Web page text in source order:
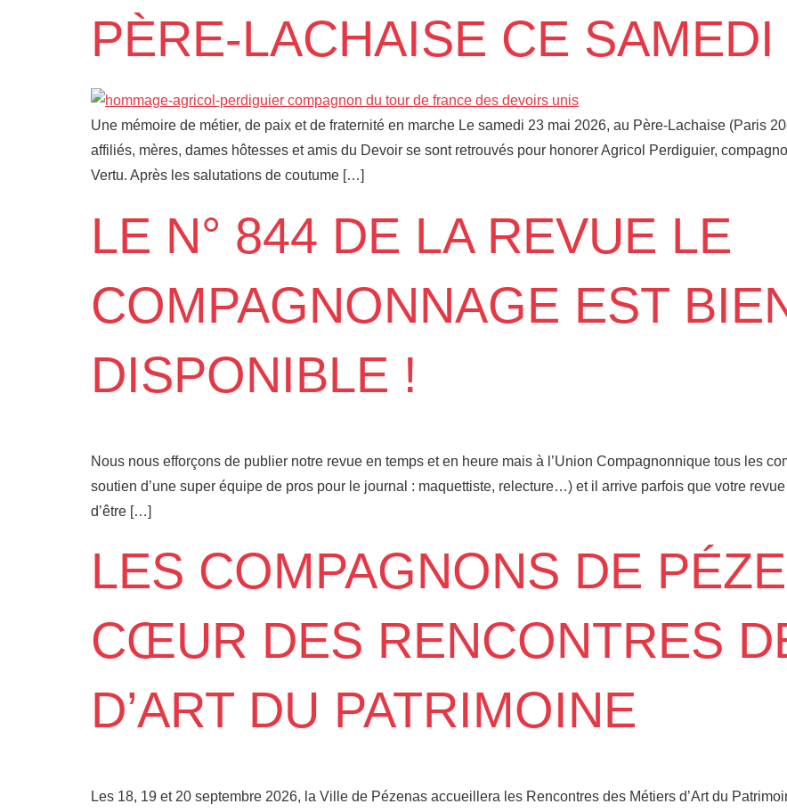
PÈRE-LACHAISE CE
Une mémoire de métier, de paix et de fraternité en marche Le samedi 23 mai 2026, au Père-Lachaise (Paris
affiliés, mères, dames hôtesses et amis du Devoir se sont retrouvés pour honorer Agricol Perdiguier,
Vertu. Après les salutations de coutume […]
LE N° 844 DE LA REVUE LE
COMPAGNONNAGE EST
DISPONIBLE !
Nous nous efforçons de publier notre revue en temps et en heure mais à l’Union Compagnonnique tous les
soutien d’une super équipe de pros pour le journal : maquettiste, relecture…) et il arrive parfois que votre
d’être […]
LES COMPAGNONS DE
CŒUR DES RENCONTRES
D’ART DU PATRIMOINE
Les 18, 19 et 20 septembre 2026, la Ville de Pézenas accueillera les Rencontres des Métiers d’Art du